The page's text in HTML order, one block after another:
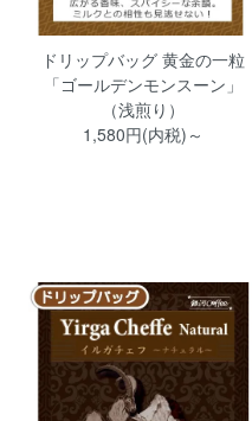
ドリップバッグ 黄金の一粒
「ゴールデンモンスーン」
（浅煎り）
1,580円(内税)～